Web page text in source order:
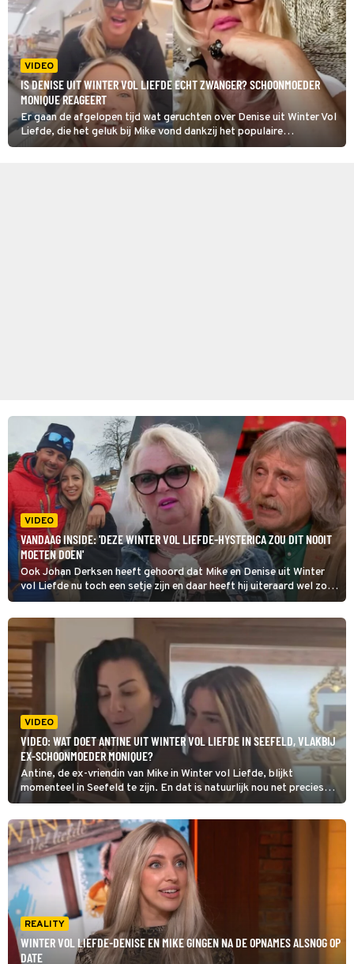
VIDEO
IS DENISE UIT WINTER VOL LIEFDE ECHT ZWANGER? SCHOONMOEDER
MONIQUE REAGEERT
Er gaan de afgelopen tijd wat geruchten over Denise uit Winter Vol
Liefde, die het geluk bij Mike vond dankzij het populaire
liefdesprogramma. Ze zou inmiddels zwanger zijn en de grote
VIDEO
VANDAAG INSIDE: 'DEZE WINTER VOL LIEFDE-HYSTERICA ZOU DIT NOOIT
MOETEN DOEN'
Ook Johan Derksen heeft gehoord dat Mike en Denise uit Winter
vol Liefde nu toch een setje zijn en daar heeft hij uiteraard wel zo
zijn mening over: 'Dat blonde meisje, die ik al een hysterica vond,
als je goed bij je verstand bent dan neem je die gozer nooit want je
neemt die schoonmoeder erbij.'
VIDEO
VIDEO: WAT DOET ANTINE UIT WINTER VOL LIEFDE IN SEEFELD, VLAKBIJ
EX-SCHOONMOEDER MONIQUE?
Antine, de ex-vriendin van Mike in Winter vol Liefde, blijkt
momenteel in Seefeld te zijn. En dat is natuurlijk nou net precies
waar haar voormalige vriendje en diens spraakmakende moeder
Monique wonen. Wat deed ze daar en waarom ging ze precies
daarheen?
REALITY
WINTER VOL LIEFDE-DENISE EN MIKE GINGEN NA DE OPNAMES ALSNOG OP
DATE